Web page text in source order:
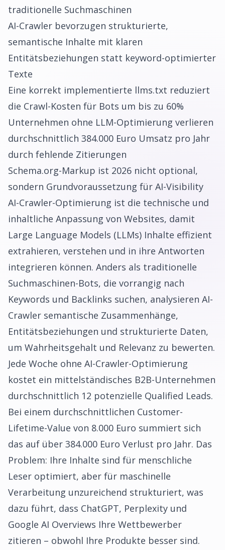
traditionelle Suchmaschinen
AI-Crawler bevorzugen strukturierte,
semantische Inhalte mit klaren
Entitätsbeziehungen statt keyword-optimierter
Texte
Eine korrekt implementierte llms.txt reduziert
die Crawl-Kosten für Bots um bis zu 60%
Unternehmen ohne LLM-Optimierung verlieren
durchschnittlich 384.000 Euro Umsatz pro Jahr
durch fehlende Zitierungen
Schema.org-Markup ist 2026 nicht optional,
sondern Grundvoraussetzung für AI-Visibility
AI-Crawler-Optimierung ist die technische und
inhaltliche Anpassung von Websites, damit
Large Language Models (LLMs) Inhalte effizient
extrahieren, verstehen und in ihre Antworten
integrieren können. Anders als traditionelle
Suchmaschinen-Bots, die vorrangig nach
Keywords und Backlinks suchen, analysieren AI-
Crawler semantische Zusammenhänge,
Entitätsbeziehungen und strukturierte Daten,
um Wahrheitsgehalt und Relevanz zu bewerten.
Jede Woche ohne AI-Crawler-Optimierung
kostet ein mittelständisches B2B-Unternehmen
durchschnittlich 12 potenzielle Qualified Leads.
Bei einem durchschnittlichen Customer-
Lifetime-Value von 8.000 Euro summiert sich
das auf über 384.000 Euro Verlust pro Jahr. Das
Problem: Ihre Inhalte sind für menschliche
Leser optimiert, aber für maschinelle
Verarbeitung unzureichend strukturiert, was
dazu führt, dass ChatGPT, Perplexity und
Google AI Overviews Ihre Wettbewerber
zitieren – obwohl Ihre Produkte besser sind.